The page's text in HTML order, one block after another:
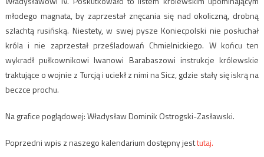
młodego magnata, by zaprzestał znęcania się nad okoliczną, drobną
szlachtą rusińską. Niestety, w swej pysze Koniecpolski nie posłuchał
króla i nie zaprzestał prześladowań Chmielnickiego. W końcu ten
wykradł pułkownikowi Iwanowi Barabaszowi instrukcje królewskie
traktujące o wojnie z Turcją i uciekł z nimi na Sicz, gdzie stały się iskrą na
beczce prochu.
Na grafice poglądowej: Władysław Dominik Ostrogski-Zasławski.
Poprzedni wpis z naszego kalendarium dostępny jesttutaj.